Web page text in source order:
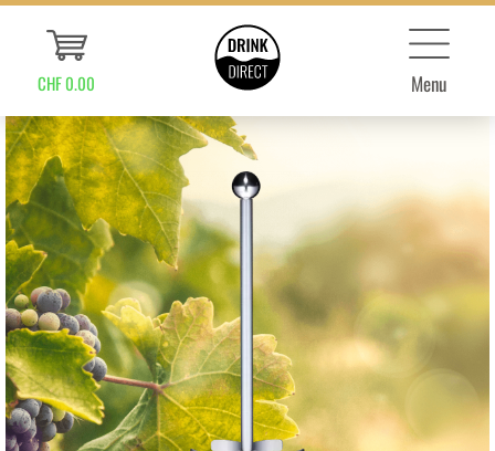
CHF 0.00 Menu